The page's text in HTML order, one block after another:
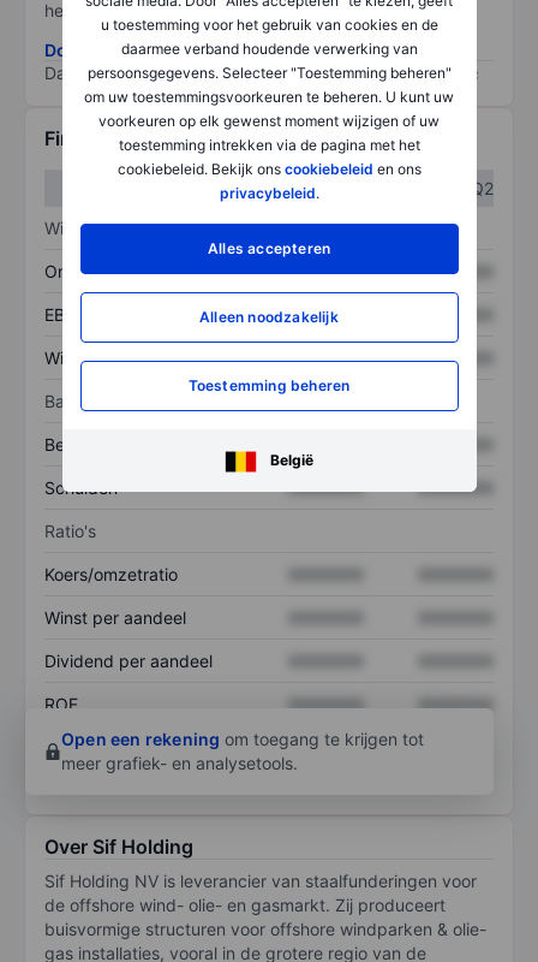
u toestemming voor het gebruik van cookies en de
daarmee verband houdende verwerking van
persoonsgegevens. Selecteer "Toestemming beheren"
om uw toestemmingsvoorkeuren te beheren. U kunt uw
voorkeuren op elk gewenst moment wijzigen of uw
toestemming intrekken via de pagina met het
cookiebeleid. Bekijk ons cookiebeleid en ons
privacybeleid.
Alles accepteren
Alleen noodzakelijk
Toestemming beheren
België
het grootste risico).
Download de ESG-risicomethodologie
Data provided by
/
Financiële gegevens
Q2
Winst/verlies
Omzet XXXXXXX XXXXXXX
EBITDA XXXXXXX
Winst XXXXXXX XXXXXXX
Balans
Bezittingen
Schulden XXXXXXX XXXXXXX
Ratio's
Koers/omzetratio
Winst per aandeel
Dividend per aandeel
ROE XXXXXXX
XXXXXXX
Open een rekening om toegang te krijgen tot
meer grafiek- en analysetools.
Over Sif Holding
Sif Holding NV is leverancier van staalfunderingen voor
de offshore wind- olie- en gasmarkt. Zij produceert
buisvormige structuren voor offshore windparken & olie-
gas installaties, vooral in de grotere regio van de